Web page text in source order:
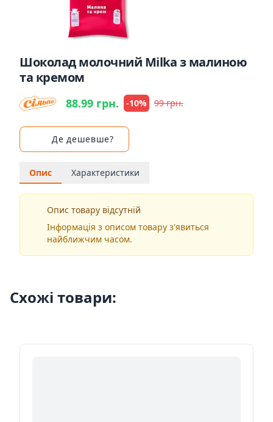
Шоколад молочний Milka з малиною
та кремом
88.99 грн. -10% 99 грн.
Де дешевше?
Опис Характеристики
Опис товару відсутній
Інформація з описом товару з'явиться
найближчим часом.
Схожі товари: